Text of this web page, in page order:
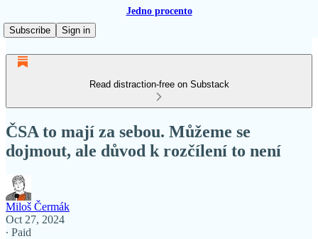
Jedno procento
Subscribe
Sign in
Read distraction-free on Substack
ČSA to mají za sebou. Můžeme se
dojmout, ale důvod k rozčílení to není
Miloš Čermák
Oct 27, 2024
∙ Paid